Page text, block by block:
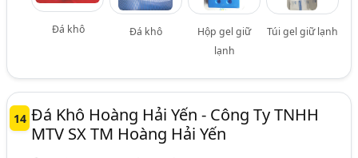
Đá khô Đá khô
Hộp gel giữ
lạnh
Túi gel giữ lạnh
14 Đá Khô Hoàng Hải Yến - Công Ty TNHH
MTV SX TM Hoàng Hải Yến